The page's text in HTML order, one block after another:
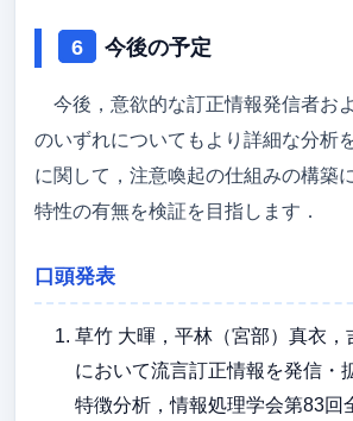
今後の予定
今後，意欲的な訂正情報発信者お
のいずれについてもより詳細な分析
に関して，注意喚起の仕組みの構築
特性の有無を検証を目指します．
口頭発表
草竹 大暉，平林（宮部）真衣，
において流言訂正情報を発信・
特徴分析，情報処理学会第83回